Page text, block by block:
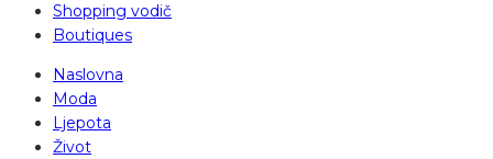
Shopping vodič
Boutiques
Naslovna
Moda
Ljepota
Život